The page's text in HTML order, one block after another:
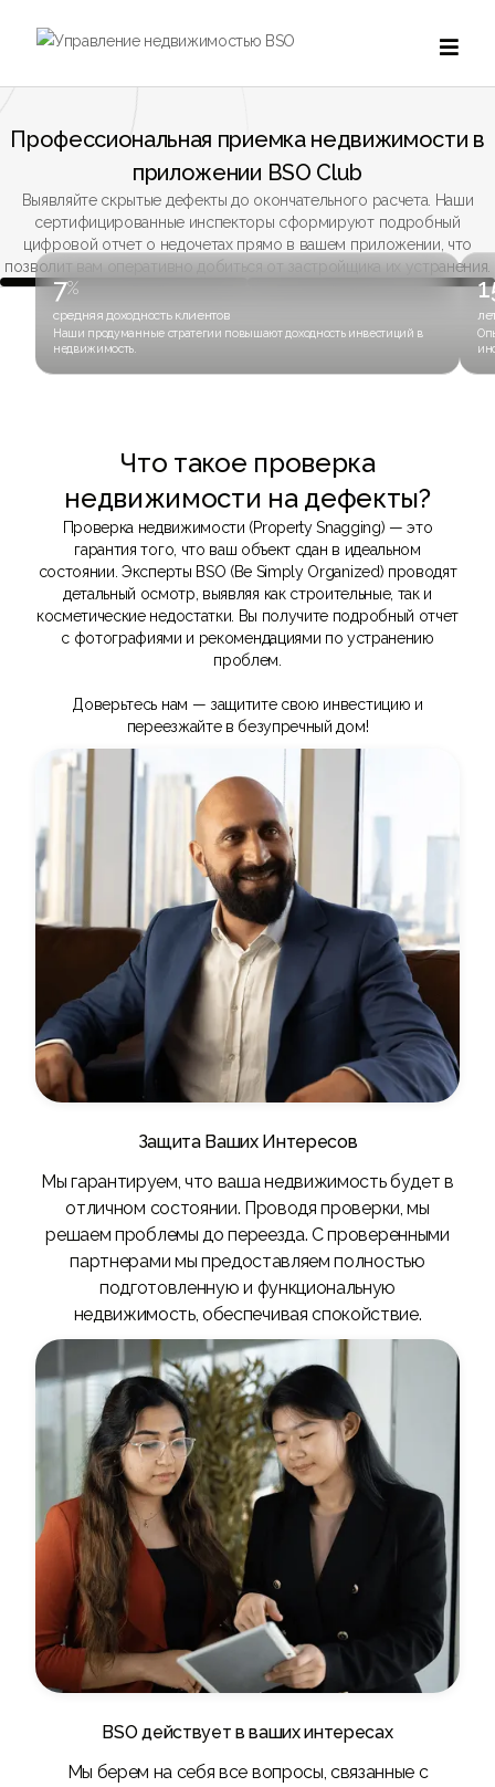

Профессиональная приемка недвижимости в
приложении BSO Club
Выявляйте скрытые дефекты до окончательного расчета. Наши
сертифицированные инспекторы сформируют подробный
цифровой отчет о недочетах прямо в вашем приложении, что
позволит вам оперативно добиться от застройщика их устранения.
7%
средняя доходность клиентов
Наши продуманные стратегии повышают доходность инвестиций в
недвижимость.
Что такое проверка
недвижимости на дефекты?
Проверка недвижимости (Property Snagging) — это
гарантия того, что ваш объект сдан в идеальном
состоянии. Эксперты BSO (Be Simply Organized) проводят
детальный осмотр, выявляя как строительные, так и
косметические недостатки. Вы получите подробный отчет
с фотографиями и рекомендациями по устранению
проблем.
Доверьтесь нам — защитите свою инвестицию и
переезжайте в безупречный дом!
Защита Ваших Интересов
Мы гарантируем, что ваша недвижимость будет в
отличном состоянии. Проводя проверки, мы
решаем проблемы до переезда. С проверенными
партнерами мы предоставляем полностью
подготовленную и функциональную
недвижимость, обеспечивая спокойствие.
BSO действует в ваших интересах
Мы берем на себя все вопросы, связанные с